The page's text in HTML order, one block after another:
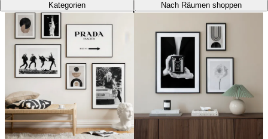
Kategorien Nach Räumen shoppen